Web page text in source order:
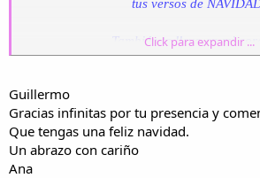
tus versos de
También te llevo en mi
Guillermo.
Click para expandir ...
Guillermo
Gracias infinitas por tu presencia y
Que tengas una feliz navidad.
Un abrazo con cariño
Ana